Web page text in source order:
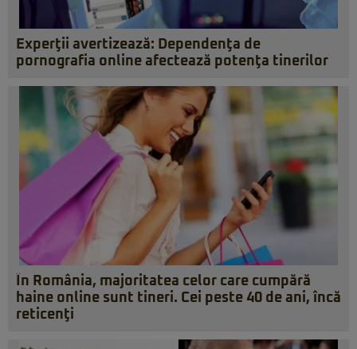
Experţii avertizează: Dependenţa de
pornografia online afectează potenţa tinerilor
În România, majoritatea celor care cumpără
haine online sunt tineri. Cei peste 40 de ani, încă
reticenţi